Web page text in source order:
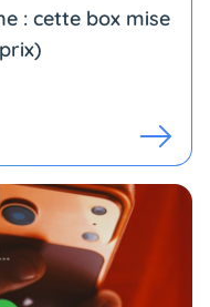
: cette box mise